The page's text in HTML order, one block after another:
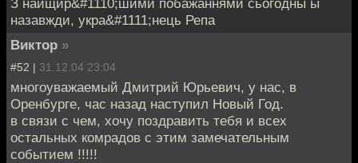
назавжди, укра&#1111;нець Репа
Виктор »
#52 | 31.12.04 23:04
многоуважаемый Дмитрий Юрьевич, у нас, в
Оренбурге, час назад наступил Новый Год.
в связи с чем, хочу поздравить тебя и всех
остальных комрадов с этим замечательным
событием !!!!!